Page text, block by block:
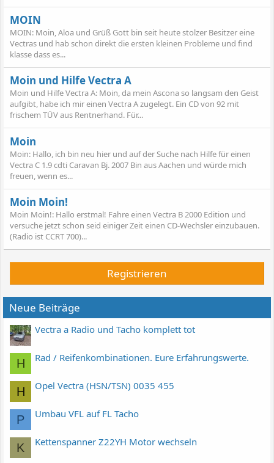
MOIN
MOIN: Moin, Aloa und Grüß Gott bin seit heute stolzer Besitzer eine
Vectras und hab schon direkt die ersten kleinen Probleme und find
klasse dass es...
Moin und Hilfe Vectra A
Moin und Hilfe Vectra A: Moin, da mein Ascona so langsam den Geist
aufgibt, habe ich mir einen Vectra A zugelegt. Ein CD von 92 mit
frischem TÜV aus Rentnerhand. Für...
Moin
Moin: Hallo, ich bin neu hier und auf der Suche nach Hilfe für einen
Vectra C 1.9 cdti Caravan Bj. 2007 Bin aus Aachen und würde mich
freuen, wenn es...
Moin Moin!
Moin Moin!: Hallo erstmal! Fahre einen Vectra B 2000 Edition und
versuche jetzt schon seid einiger Zeit einen CD-Wechsler einzubauen.
(Radio ist CCRT 700)...
Registrieren
Neue Beiträge
Vectra a Radio und Tacho komplett tot
H Rad / Reifenkombinationen. Eure Erfahrungswerte.
H Opel Vectra (HSN/TSN) 0035 455
P Umbau VFL auf FL Tacho
K Kettenspanner Z22YH Motor wechseln